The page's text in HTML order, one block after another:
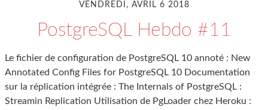
VENDREDI, AVRIL 6 2018
PostgreSQL Hebdo #11
Le fichier de configuration de PostgreSQL 10 annoté : New
Annotated Config Files for PostgreSQL 10 Documentation
sur la réplication intégrée : The Internals of PostgreSQL :
Streamin Replication Utilisation de PgLoader chez Heroku :